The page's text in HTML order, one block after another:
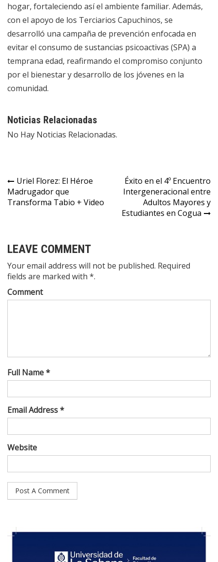
hogar, fortaleciendo así el ambiente familiar. Además,
con el apoyo de los Terciarios Capuchinos, se
desarrolló una campaña de prevención enfocada en
evitar el consumo de sustancias psicoactivas (SPA) a
temprana edad, reafirmando el compromiso conjunto
por el bienestar y desarrollo de los jóvenes en la
comunidad.
Noticias Relacionadas
No Hay Noticias Relacionadas.
Uriel Florez: El Héroe
Madrugador que
Transforma Tabio + Video
Éxito en el 4º Encuentro
Intergeneracional entre
Adultos Mayores y
Estudiantes en Cogua
LEAVE COMMENT
Your email address will not be published. Required
fields are marked with *.
Comment
Full Name *
Email Address *
Website